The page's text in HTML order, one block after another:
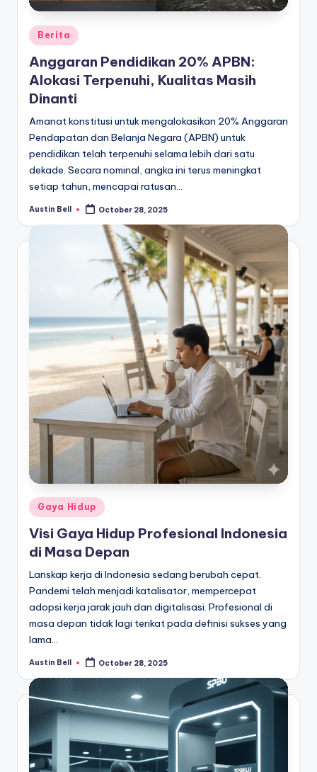
Posted
in
Berita
Anggaran Pendidikan 20% APBN:
Alokasi Terpenuhi, Kualitas Masih
Dinanti
Amanat konstitusi untuk mengalokasikan 20% Anggaran
Pendapatan dan Belanja Negara (APBN) untuk
pendidikan telah terpenuhi selama lebih dari satu
dekade. Secara nominal, angka ini terus meningkat
setiap tahun, mencapai ratusan…
Posted
Austin Bell October 28, 2025
Posted
in
Gaya Hidup
Visi Gaya Hidup Profesional Indonesia
di Masa Depan
Lanskap kerja di Indonesia sedang berubah cepat.
Pandemi telah menjadi katalisator, mempercepat
adopsi kerja jarak jauh dan digitalisasi. Profesional di
masa depan tidak lagi terikat pada definisi sukses yang
lama…
Posted
Austin Bell October 28, 2025